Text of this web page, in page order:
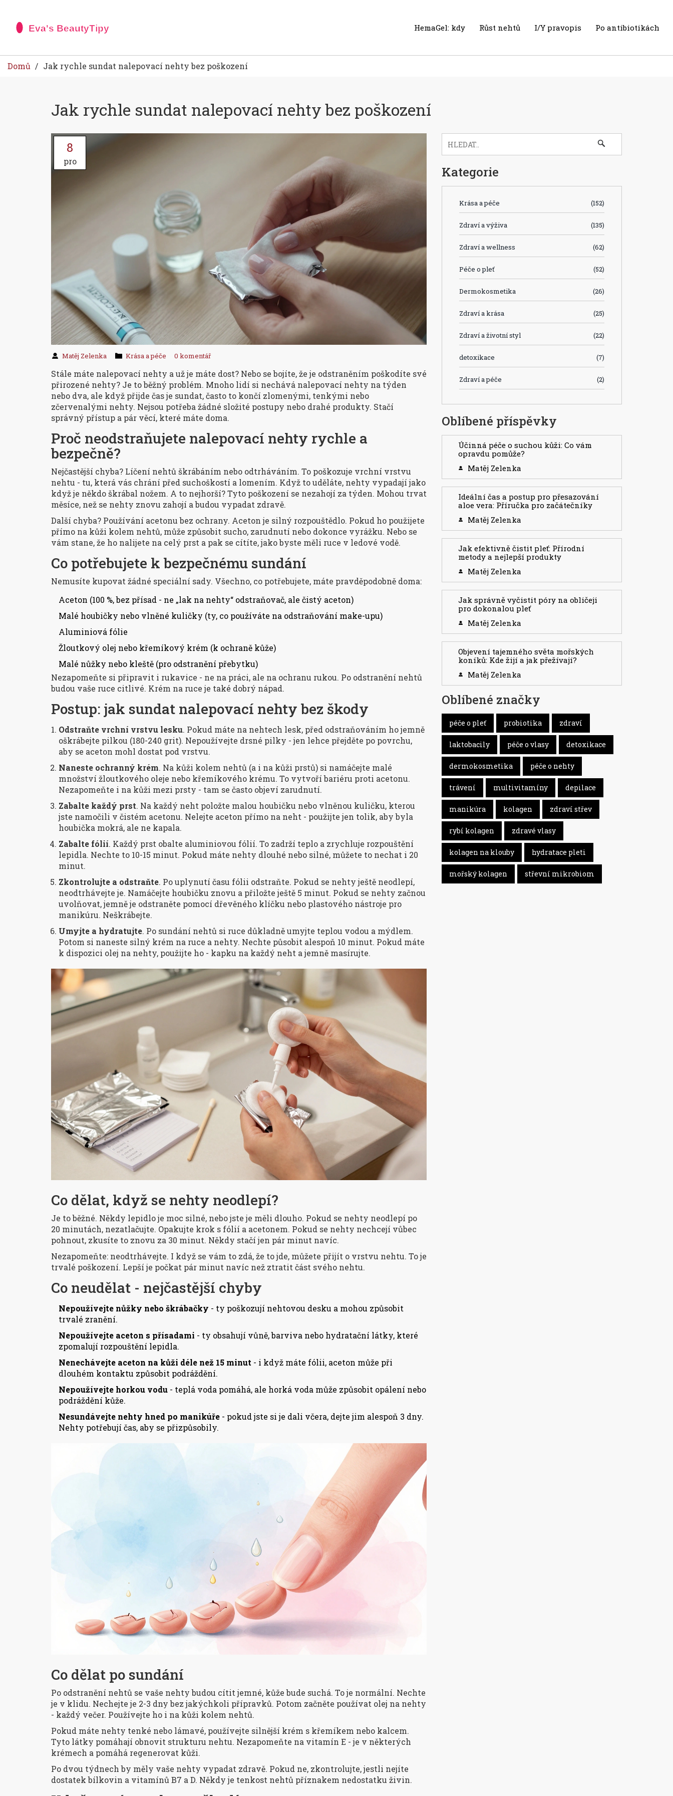
HemaGel: kdy Růst nehtů I/Y pravopis Po antibiotikách
Domů Jak rychle sundat nalepovací nehty bez poškození
Jak rychle sundat nalepovací nehty bez poškození
8
pro
Matěj Zelenka Krása a péče 0 komentář
Stále máte nalepovací nehty a už je máte dost? Nebo se bojíte, že je odstraněním poškodíte své
přirozené nehty? Je to běžný problém. Mnoho lidí si nechává nalepovací nehty na týden
nebo dva, ale když přijde čas je sundat, často to končí zlomenými, tenkými nebo
zčervenalými nehty. Nejsou potřeba žádné složité postupy nebo drahé produkty. Stačí
správný přístup a pár věcí, které máte doma.
Proč neodstraňujete nalepovací nehty rychle a
bezpečně?
Nejčastější chyba? Líčení nehtů škrábáním nebo odtrháváním. To poškozuje vrchní vrstvu
nehtu - tu, která vás chrání před suchoškostí a lomením. Když to uděláte, nehty vypadají jako
když je někdo škrábal nožem. A to nejhorší? Tyto poškození se nezahojí za týden. Mohou trvat
měsíce, než se nehty znovu zahojí a budou vypadat zdravě.
Další chyba? Používání acetonu bez ochrany. Aceton je silný rozpouštědlo. Pokud ho použijete
přímo na kůži kolem nehtů, může způsobit sucho, zarudnutí nebo dokonce vyrážku. Nebo se
vám stane, že ho nalijete na celý prst a pak se cítíte, jako byste měli ruce v ledové vodě.
Co potřebujete k bezpečnému sundání
Nemusíte kupovat žádné speciální sady. Všechno, co potřebujete, máte pravděpodobně doma:
Aceton (100 %, bez přísad - ne „lak na nehty“ odstraňovač, ale čistý aceton)
Malé houbičky nebo vlněné kuličky (ty, co používáte na odstraňování make-upu)
Aluminiová fólie
Žloutkový olej nebo křemíkový krém (k ochraně kůže)
Malé nůžky nebo kleště (pro odstranění přebytku)
Nezapomeňte si připravit i rukavice - ne na práci, ale na ochranu rukou. Po odstranění nehtů
budou vaše ruce citlivé. Krém na ruce je také dobrý nápad.
Postup: jak sundat nalepovací nehty bez škody
Odstraňte vrchní vrstvu lesku. Pokud máte na nehtech lesk, před odstraňováním ho jemně
oškrábejte pilkou (180-240 grit). Nepoužívejte drsné pilky - jen lehce přejděte po povrchu,
aby se aceton mohl dostat pod vrstvu.
Naneste ochranný krém. Na kůži kolem nehtů (a i na kůži prstů) si namáčejte malé
množství žloutkového oleje nebo křemíkového krému. To vytvoří bariéru proti acetonu.
Nezapomeňte i na kůži mezi prsty - tam se často objeví zarudnutí.
Zabalte každý prst. Na každý neht položte malou houbičku nebo vlněnou kuličku, kterou
jste namočili v čistém acetonu. Nelejte aceton přímo na neht - použijte jen tolik, aby byla
houbička mokrá, ale ne kapala.
Zabalte fólií. Každý prst obalte aluminiovou fólií. To zadrží teplo a zrychluje rozpouštění
lepidla. Nechte to 10-15 minut. Pokud máte nehty dlouhé nebo silné, můžete to nechat i 20
minut.
Zkontrolujte a odstraňte. Po uplynutí času fólii odstraňte. Pokud se nehty ještě neodlepí,
neodtrhávejte je. Namáčejte houbičku znovu a přiložte ještě 5 minut. Pokud se nehty začnou
uvolňovat, jemně je odstraněte pomocí dřevěného klíčku nebo plastového nástroje pro
manikúru. Neškrábejte.
Umyjte a hydratujte. Po sundání nehtů si ruce důkladně umyjte teplou vodou a mýdlem.
Potom si naneste silný krém na ruce a nehty. Nechte působit alespoň 10 minut. Pokud máte
k dispozici olej na nehty, použijte ho - kapku na každý neht a jemně masírujte.
Co dělat, když se nehty neodlepí?
Je to běžné. Někdy lepidlo je moc silné, nebo jste je měli dlouho. Pokud se nehty neodlepí po
20 minutách, nezatlačujte. Opakujte krok s fólií a acetonem. Pokud se nehty nechcejí vůbec
pohnout, zkusíte to znovu za 30 minut. Někdy stačí jen pár minut navíc.
Nezapomeňte: neodtrhávejte. I když se vám to zdá, že to jde, můžete přijít o vrstvu nehtu. To je
trvalé poškození. Lepší je počkat pár minut navíc než ztratit část svého nehtu.
Co neudělat - nejčastější chyby
Nepoužívejte nůžky nebo škrábačky - ty poškozují nehtovou desku a mohou způsobit
trvalé zranění.
Nepoužívejte aceton s přísadami - ty obsahují vůně, barviva nebo hydratační látky, které
zpomalují rozpouštění lepidla.
Nenechávejte aceton na kůži déle než 15 minut - i když máte fólii, aceton může při
dlouhém kontaktu způsobit podráždění.
Nepoužívejte horkou vodu - teplá voda pomáhá, ale horká voda může způsobit opálení nebo
podráždění kůže.
Nesundávejte nehty hned po manikúře - pokud jste si je dali včera, dejte jim alespoň 3 dny.
Nehty potřebují čas, aby se přizpůsobily.
Co dělat po sundání
Po odstranění nehtů se vaše nehty budou cítit jemné, kůže bude suchá. To je normální. Nechte
je v klidu. Nechejte je 2-3 dny bez jakýchkoli přípravků. Potom začněte používat olej na nehty
- každý večer. Používejte ho i na kůži kolem nehtů.
Pokud máte nehty tenké nebo lámavé, používejte silnější krém s křemíkem nebo kalcem.
Tyto látky pomáhají obnovit strukturu nehtu. Nezapomeňte na vitamín E - je v některých
krémech a pomáhá regenerovat kůži.
Po dvou týdnech by měly vaše nehty vypadat zdravě. Pokud ne, zkontrolujte, jestli nejíte
dostatek bílkovin a vitamínů B7 a D. Někdy je tenkost nehtů příznakem nedostatku živin.
Kategorie
Krása a péče (152)
Zdraví a výživa (135)
Zdraví a wellness (62)
Péče o pleť (52)
Dermokosmetika (26)
Zdraví a krása (25)
Zdraví a životní styl (22)
detoxikace (7)
Zdraví a péče (2)
Oblíbené příspěvky
Účinná péče o suchou kůži: Co vám
opravdu pomůže?
Matěj Zelenka
Ideální čas a postup pro přesazování
aloe vera: Příručka pro začátečníky
Matěj Zelenka
Jak efektivně čistit pleť: Přírodní
metody a nejlepší produkty
Matěj Zelenka
Jak správně vyčistit póry na obličeji
pro dokonalou pleť
Matěj Zelenka
Objevení tajemného světa mořských
koníků: Kde žijí a jak přežívají?
Matěj Zelenka
Oblíbené značky
péče o pleť probiotika zdraví
laktobacily péče o vlasy detoxikace
dermokosmetika péče o nehty
trávení multivitamíny depilace
manikúra kolagen zdraví střev
rybí kolagen zdravé vlasy
kolagen na klouby hydratace pleti
mořský kolagen střevní mikrobiom